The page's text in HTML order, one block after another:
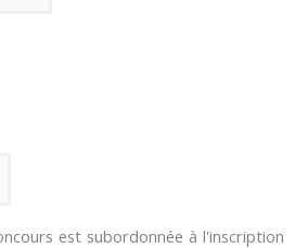
est subordonnée à l'inscription